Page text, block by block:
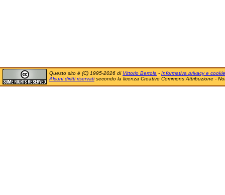
Questo sito è (C) 1995-2026 di Vittorio Bertola - Informativa privacy e cookie
Alcuni diritti riservatisecondo la licenza Creative Commons Attribuzione -